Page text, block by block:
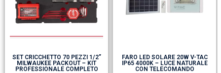
SET CRICCHETTO 70 PEZZI 1/2”
MILWAUKEE PACKOUT – KIT
PROFESSIONALE COMPLETO
FARO LED SOLARE 20W V-TAC
IP65 4000K – LUCE NATURALE
CON TELECOMANDO